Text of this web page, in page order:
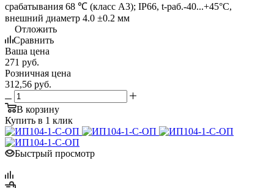
срабатывания 68 ℃ (класс A3); IP66, t-раб.-40...+45°C,
внешний диаметр 4.0 ±0.2 мм
Отложить
Сравнить
Ваша цена
271 руб.
Розничная цена
312,56 руб.
В корзину
Купить в 1 клик
Быстрый просмотр